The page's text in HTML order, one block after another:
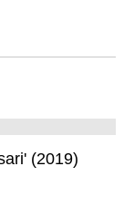
(2019)